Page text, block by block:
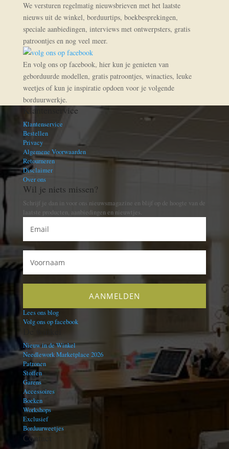
We versturen regelmatig nieuwsbrieven met het laatste
nieuws uit de winkel, borduurtips, boekbesprekingen,
speciale aanbiedingen, interviews met ontwerpsters, gratis
patroontjes en nog veel meer.
En volg ons op facebook, hier kun je genieten van
geborduurde modellen, gratis patroontjes, winacties, leuke
weetjes of kun je inspiratie opdoen voor je volgende
borduurwerkje.
Klantenservice
Klantenservice
Bestellen
Privacy
Algemene Voorwaarden
Retourneren
Disclaimer
Over ons
Wil je niets missen?
Schrijf je dan in voor ons nieuwsmagazine en blijf op de hoogte van de
laatste producten, aanbiedingen en nieuwtjes.
Lees ons blog
Volg ons op facebook
Nieuw in de Winkel
Needlework Marketplace 2026
Patronen
Stoffen
Garens
Accessoires
Boeken
Workshops
Exclusief
Borduurweetjes
Contact